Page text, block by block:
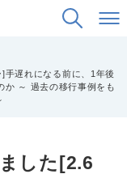
手遅れになる前に、1年後
か ～ 過去の移行事例をも
した[2.6